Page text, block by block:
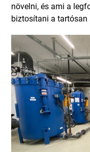
növelni, és ami a
biztosítani a